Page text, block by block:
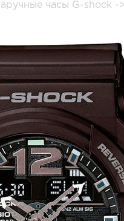
FOSSIL
DKNY
PHILIPP
часы G-shock ->